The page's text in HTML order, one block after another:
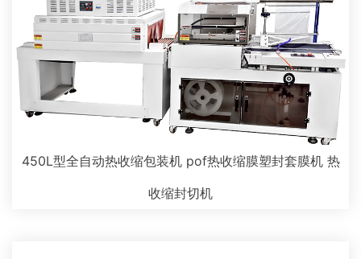
450L型全自动热收缩包装机 pof热收缩膜塑封套膜机 热
收缩封切机